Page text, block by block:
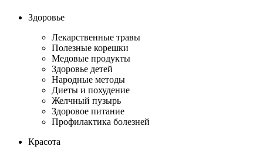
Здоровье
Лекарственные травы
Полезные корешки
Медовые продукты
Здоровье детей
Народные методы
Диеты и похудение
Желчный пузырь
Здоровое питание
Профилактика болезней
Красота